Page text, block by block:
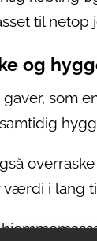
til netop
og
gaver, som
værdi i lang